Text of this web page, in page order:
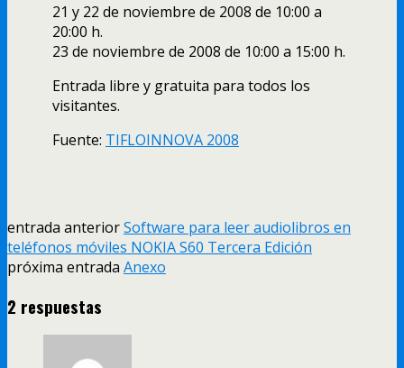
21 y 22 de noviembre de 2008 de 10:00 a
20:00 h.
23 de noviembre de 2008 de 10:00 a 15:00 h.
Entrada libre y gratuita para todos los
visitantes.
Fuente: TIFLOINNOVA 2008
entrada anteriorSoftware para leer audiolibros en
teléfonos móviles NOKIA S60 Tercera Edición
próxima entrada Anexo
2 respuestas